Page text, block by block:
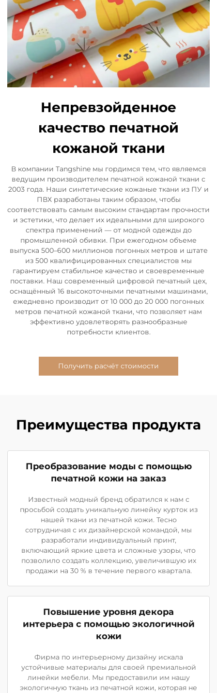
Непревзойденное
качество печатной
кожаной ткани
В компании Tangshine мы гордимся тем, что являемся
ведущим производителем печатной кожаной ткани с
2003 года. Наши синтетические кожаные ткани из ПУ и
ПВХ разработаны таким образом, чтобы
соответствовать самым высоким стандартам прочности
и эстетики, что делает их идеальными для широкого
спектра применений — от модной одежды до
промышленной обивки. При ежегодном объеме
выпуска 500–600 миллионов погонных метров и штате
из 500 квалифицированных специалистов мы
гарантируем стабильное качество и своевременные
поставки. Наш современный цифровой печатный цех,
оснащённый 16 высокоточными печатными машинами,
ежедневно производит от 10 000 до 20 000 погонных
метров печатной кожаной ткани, что позволяет нам
эффективно удовлетворять разнообразные
потребности клиентов.
Получить расчёт стоимости
Преимущества продукта
Преобразование моды с помощью
печатной кожи на заказ
Известный модный бренд обратился к нам с
просьбой создать уникальную линейку курток из
нашей ткани из печатной кожи. Тесно
сотрудничая с их дизайнерской командой, мы
разработали индивидуальный принт,
включающий яркие цвета и сложные узоры, что
позволило создать коллекцию, увеличившую их
продажи на 30 % в течение первого квартала.
Повышение уровня декора
интерьера с помощью экологичной
кожи
Фирма по интерьерному дизайну искала
устойчивые материалы для своей премиальной
линейки мебели. Мы предоставили им нашу
экологичную ткань из печатной кожи, которая не